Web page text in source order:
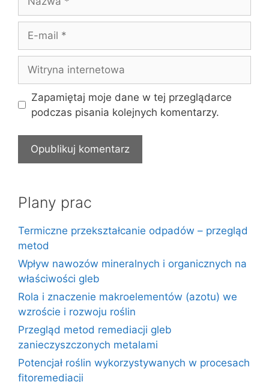
mail
internetowa
Zapamiętaj moje dane w tej przeglądarce
podczas pisania kolejnych komentarzy.
Plany prac
Termiczne przekształcanie odpadów – przegląd
metod
Wpływ nawozów mineralnych i organicznych na
właściwości gleb
Rola i znaczenie makroelementów (azotu) we
wzroście i rozwoju roślin
Przegląd metod remediacji gleb
zanieczyszczonych metalami
Potencjał roślin wykorzystywanych w procesach
fitoremediacji